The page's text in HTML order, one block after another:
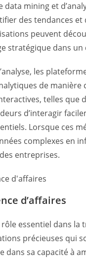
mining et
des tendances
peuvent
stratégique dans
les
de
telles que
d’interagir
Lorsque ces
complexes en
entreprises.
d’affaires
rôle essentiel dans
précieuses qui
dans sa capacité à